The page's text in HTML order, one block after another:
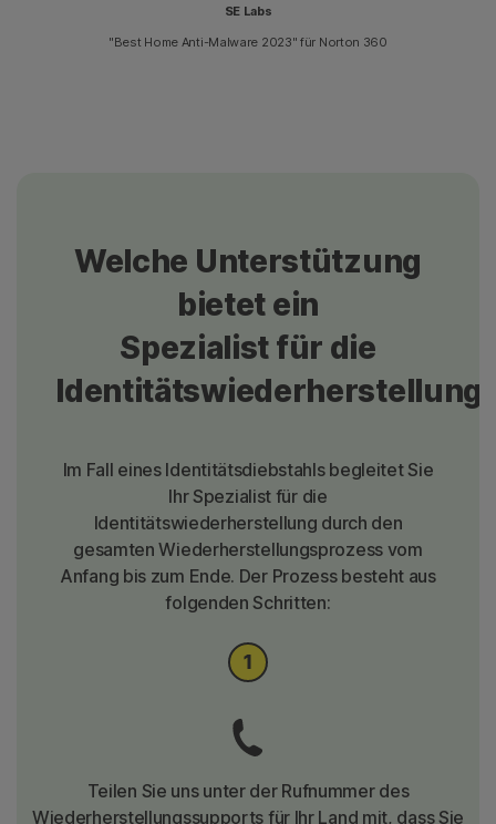
SE Labs
"Best Home Anti-Malware 2023" für Norton 360
Welche Unterstützung
bietet ein
Spezialist für die
Im Fall eines Identitätsdiebstahls begleitet Sie
Ihr Spezialist für die
Identitätswiederherstellung durch den
gesamten Wiederherstellungsprozess vom
Anfang bis zum Ende. Der Prozess besteht aus
folgenden Schritten:
Teilen Sie uns unter der Rufnummer des
Wiederherstellungssupports für Ihr Land mit, dass Sie